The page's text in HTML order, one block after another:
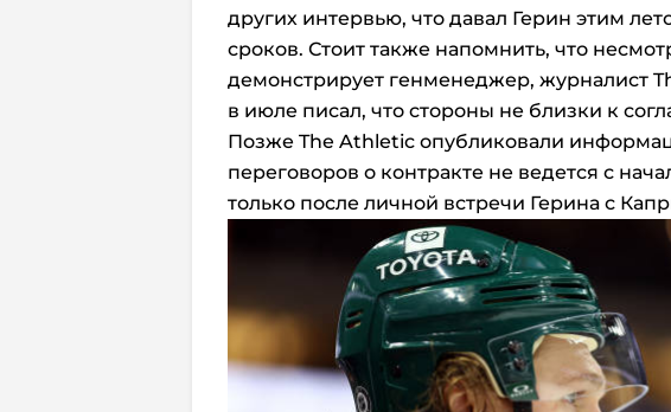
других интервью, что давал Герин этим
сроков. Стоит также напомнить, что
демонстрирует генменеджер, журналист
в июле писал, что стороны не близки к
Позже The Athletic опубликовали
переговоров о контракте не ведется с
только после личной встречи Герина с